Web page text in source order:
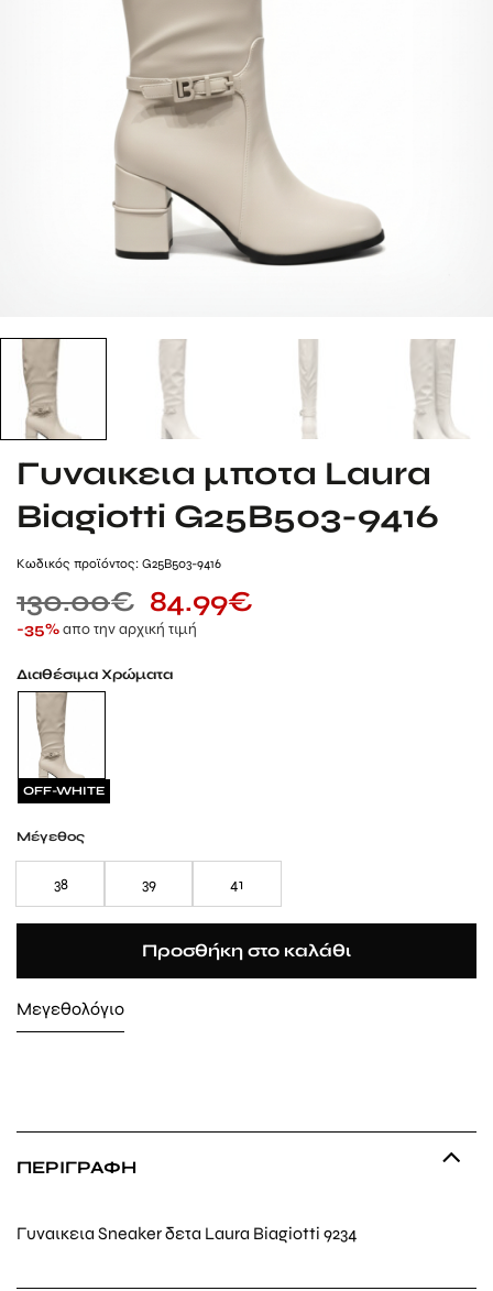
Γυναικεια μποτα Laura
Biagiotti G25B503-9416
Kωδικός προϊόντος: G25B503-9416
130.00€ 84.99€
-35%απο την αρχική τιμή
Διαθέσιμα Χρώματα
OFF-WHITE
Μέγεθος
38 39 41
Προσθήκη στο καλάθι
Μεγεθολόγιο
ΠΕΡΙΓΡΑΦΉ
Γυναικεια Sneaker δετα Laura Biagiotti 9234